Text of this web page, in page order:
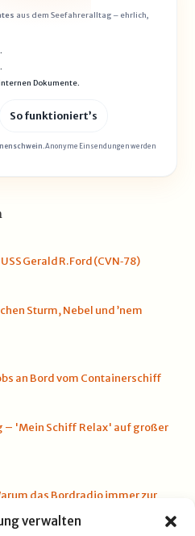
verwalten
aus dem Seefahreralltag – ehrlich,
Dokumente.
So funktioniert’s
. Anonyme Einsendungen werden
Gerald R. Ford (CVN‑78)
Sturm, Nebel und ’nem
an Bord vom Containerschiff
– 'Mein Schiff Relax' auf großer
das Bordradio immer zur